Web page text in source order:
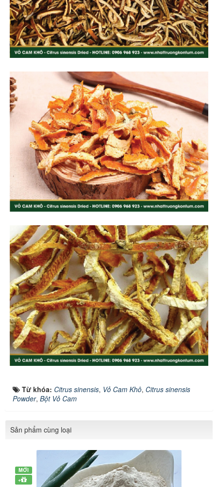
Từ khóa: Citrus sinensis, Vỏ Cam Khô, Citrus sinensis
Powder, Bột Vỏ Cam
Sản phẩm cùng loại
MỚI
+